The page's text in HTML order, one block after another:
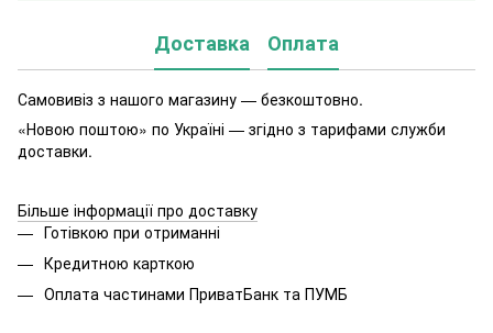
Доставка Оплата
Самовивіз з нашого магазину — безкоштовно.
«Новою поштою» по Україні — згідно з тарифами служби
доставки.
Більше інформації про доставку
Готівкою при отриманні
Кредитною карткою
Оплата частинами ПриватБанк та ПУМБ